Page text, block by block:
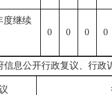
度继续
0 0 0 0
信息公开行政复议、行政